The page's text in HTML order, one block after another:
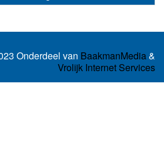
Onderdeel van BaakmanMedia&
Vrolijk Internet Services